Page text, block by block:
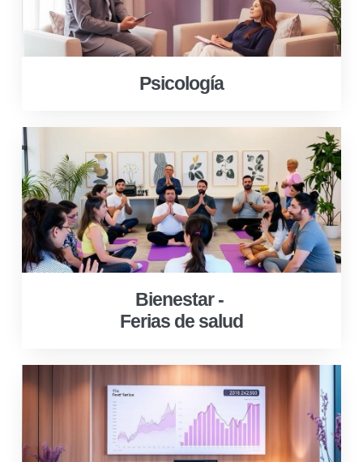
Psicología
Bienestar -
Ferias de salud